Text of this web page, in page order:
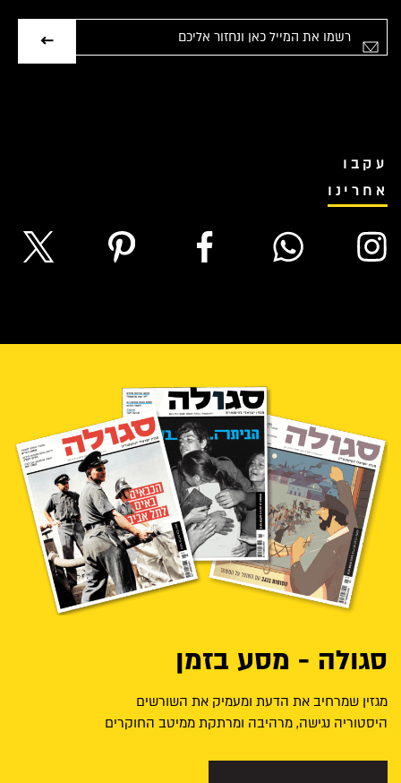
עקבו
אחרינו
סגולה - מסע בזמן
מגזין שמרחיב את הדעת ומעמיק את השורשים
היסטוריה נגישה, מרהיבה ומרתקת ממיטב החוקרים